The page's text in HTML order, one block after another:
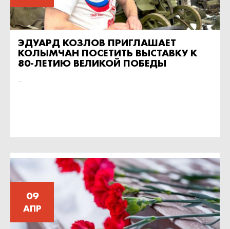
ЭДУАРД КОЗЛОВ ПРИГЛАШАЕТ
КОЛЫМЧАН ПОСЕТИТЬ ВЫСТАВКУ К
80-ЛЕТИЮ ВЕЛИКОЙ ПОБЕДЫ
...
09
АПР